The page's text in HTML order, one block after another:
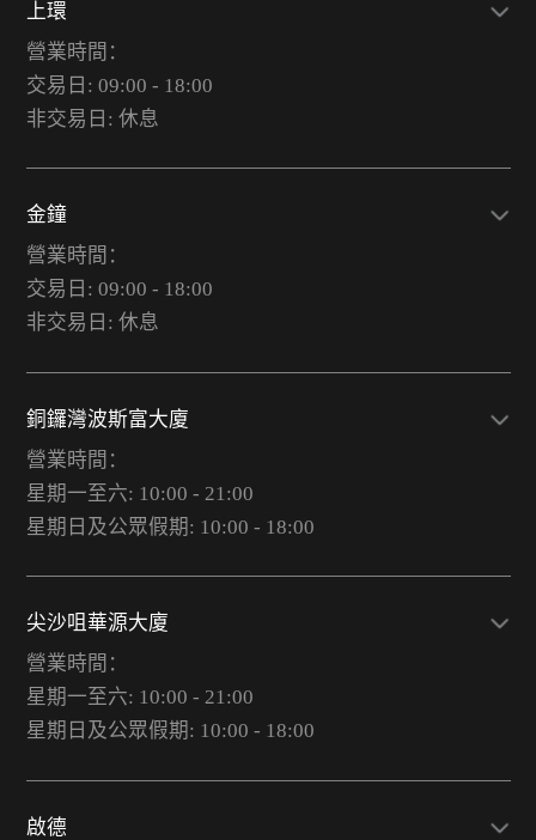
上環
營業時間：
交易日: 09:00 - 18:00
非交易日: 休息
金鐘
營業時間：
交易日: 09:00 - 18:00
非交易日: 休息
銅鑼灣波斯富大廈
營業時間：
星期一至六: 10:00 - 21:00
星期日及公眾假期: 10:00 - 18:00
尖沙咀華源大廈
營業時間：
星期一至六: 10:00 - 21:00
星期日及公眾假期: 10:00 - 18:00
啟德